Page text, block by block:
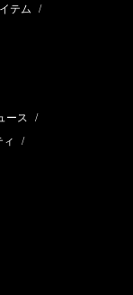
テム /
ース /
ィ /